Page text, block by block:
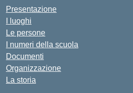
Presentazione
I luoghi
Le persone
I numeri della scuola
Documenti
Organizzazione
La storia